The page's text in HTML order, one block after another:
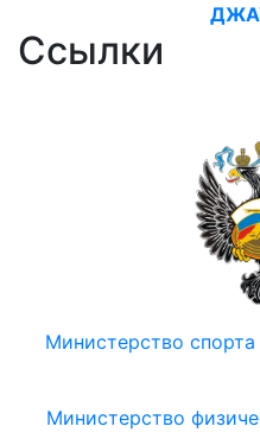
Ссылки
Министерство
Министерство